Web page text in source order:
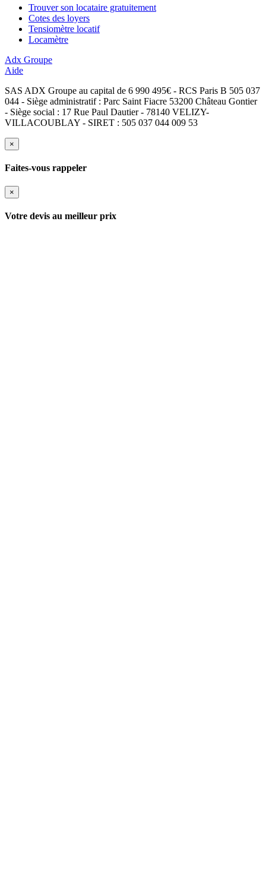
Trouver son locataire gratuitement
Cotes des loyers
Tensiomètre locatif
Locamètre
Adx Groupe
Aide
SAS ADX Groupe au capital de 6 990 495€ - RCS Paris B 505 037
044 - Siège administratif : Parc Saint Fiacre 53200 Château Gontier
- Siège social : 17 Rue Paul Dautier - 78140 VELIZY-
VILLACOUBLAY - SIRET : 505 037 044 009 53
×
Faites-vous rappeler
×
Votre devis au meilleur prix